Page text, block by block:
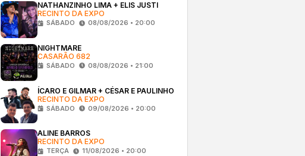
NATHANZINHO LIMA + ELIS JUSTI
RECINTO DA EXPO
SÁBADO 08/08/2026 • 20:00
NIGHTMARE
CASARÃO 682
SÁBADO 08/08/2026 • 21:00
ÍCARO E GILMAR + CÉSAR E PAULINHO
RECINTO DA EXPO
SÁBADO 09/08/2026 • 20:00
ALINE BARROS
RECINTO DA EXPO
TERÇA 11/08/2026 • 20:00